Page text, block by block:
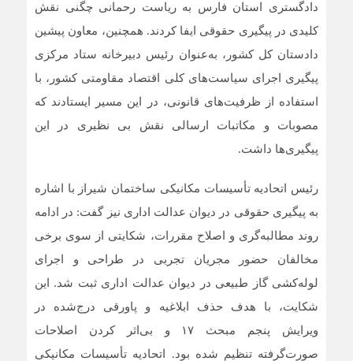
دادگستری استان فارس به ریاست رحمانی چگنی نقش
کلیدی در پیگیری حقوقی ایفا کردند. همچنین، معاون پیشین
دادستان کل کشور، به‌عنوان رئیس دبیرخانه ستاد مرکزی
پیگیری اجرای سیاست‌های کلی اقتصاد مقاومتی کشور، با
استفاده از ظرفیت‌های قانونی، در این مسیر ایستادند که
مصوبات و مکاتبات ارسالی نقش بی نظیری در این
پیگیری‌ها داشت.
رئیس اتحادیه تأسیسات مکانیکی ساختمان شیراز با اشاره
به پیگیری حقوقی در دیوان عدالت اداری نیز گفت: در ادامه
روند مطالبه‌گری و اصلاح مقررات، شکایتی از سوی برخی
مخالفان حضور مجریان تجربی در طراحی و اجرای
لوله‌کشی گاز طبیعی در دیوان عدالت اداری ثبت شد. این
شکایت، با هدف حذف ابلاغیه و پاورقی درج‌شده در
ویرایش پنجم مبحث ۱۷ و بی‌اثر کردن اصلاحات
صورت‌گرفته تنظیم شده بود. اتحادیه تأسیسات مکانیکی